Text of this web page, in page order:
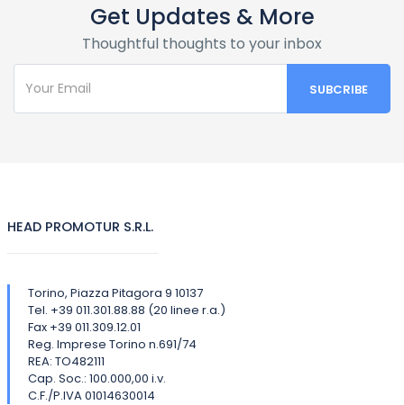
Get Updates & More
Thoughtful thoughts to your inbox
HEAD PROMOTUR S.R.L.
Torino, Piazza Pitagora 9 10137
Tel. +39 011.301.88.88 (20 linee r.a.)
Fax +39 011.309.12.01
Reg. Imprese Torino n.691/74
REA: TO482111
Cap. Soc.: 100.000,00 i.v.
C.F./P.IVA 01014630014